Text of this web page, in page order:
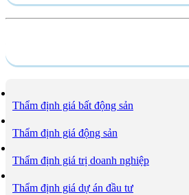
Thẩm định giá bất động sản
Thẩm định giá động sản
Thẩm định giá trị doanh nghiệp
Thẩm định giá dự án đầu tư